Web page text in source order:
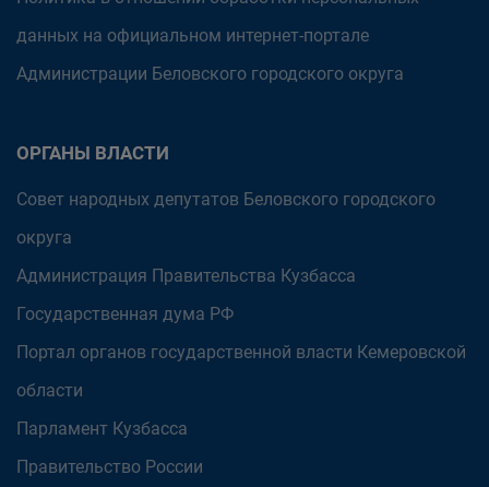
данных на официальном интернет-портале
Администрации Беловского городского округа
ОРГАНЫ ВЛАСТИ
Совет народных депутатов Беловского городского
округа
Администрация Правительства Кузбасса
Государственная дума РФ
Портал органов государственной власти Кемеровской
области
Парламент Кузбасса
Правительство России